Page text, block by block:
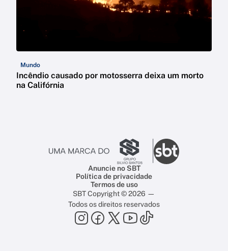
Mundo
Incêndio causado por motosserra deixa um morto
na Califórnia
Anuncie no SBT
Política de privacidade
Termos de uso
SBT Copyright © 2026 —
Todos os direitos reservados